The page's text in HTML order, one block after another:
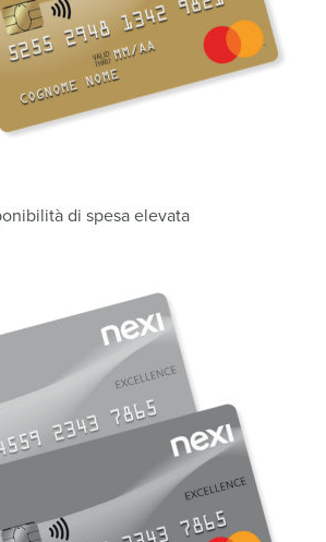
di spesa elevata